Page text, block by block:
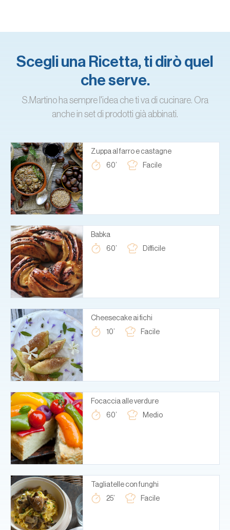
Scegli una Ricetta, ti dirò quel
che serve.
S.Martino ha sempre l'idea che ti va di cucinare. Ora
anche in set di prodotti già abbinati.
Zuppa al farro e castagne
60’
Facile
Babka
60’
Difficile
Cheesecake ai fichi
10’
Facile
Focaccia alle verdure
60’
Medio
Tagliatelle con funghi
25’
Facile